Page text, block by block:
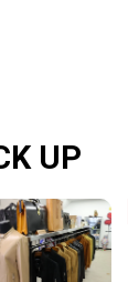
UP